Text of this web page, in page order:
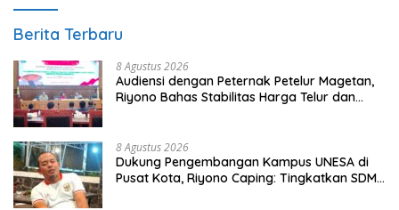
Berita Terbaru
8 Agustus 2026
Audiensi dengan Peternak Petelur Magetan,
Riyono Bahas Stabilitas Harga Telur dan
8 Agustus 2026
Dukung Pengembangan Kampus UNESA di
Pusat Kota, Riyono Caping: Tingkatkan SDM